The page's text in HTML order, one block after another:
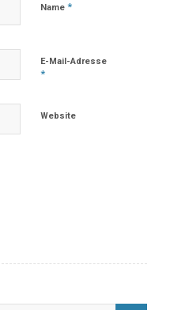
Name *
E-Mail-Adresse
*
Website